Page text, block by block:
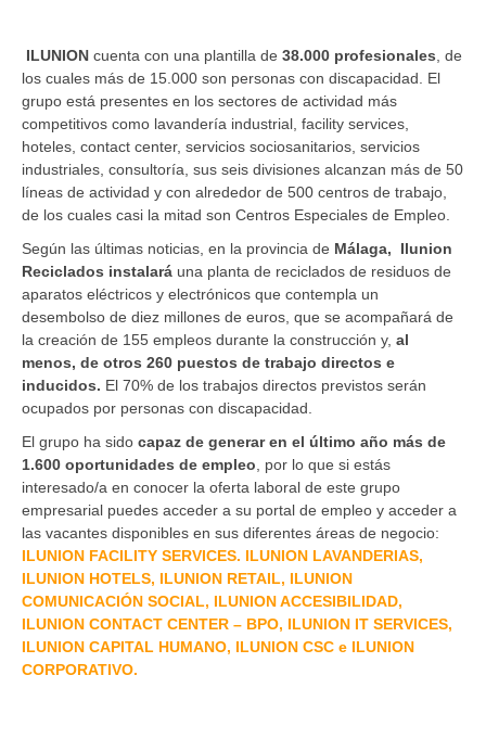
ILUNION cuenta con una plantilla de 38.000 profesionales , de
los cuales más de 15.000 son personas con discapacidad. El
grupo está presentes en los sectores de actividad más
competitivos como lavandería industrial, facility services,
hoteles, contact center, servicios sociosanitarios, servicios
industriales, consultoría, sus seis divisiones alcanzan más de 50
líneas de actividad y con alrededor de 500 centros de trabajo,
de los cuales casi la mitad son Centros Especiales de Empleo.
Según las últimas noticias, en la provincia de Málaga,
Ilunion
Reciclados instalará una planta de reciclados de residuos de
aparatos eléctricos y electrónicos que contempla un
desembolso de diez millones de euros, que se acompañará de
la creación de 155 empleos durante la construcción y, al
menos, de otros 260 puestos de trabajo directos e
inducidos. El 70% de los trabajos directos previstos serán
ocupados por personas con discapacidad.
El grupo ha sido capaz de generar en el último año más de
1.600 oportunidades de empleo , por lo que si estás
interesado/a en conocer la oferta laboral de este grupo
empresarial puedes acceder a su portal de empleo y acceder a
las vacantes disponibles en sus diferentes áreas de negocio:
ILUNION FACILITY SERVICES. ILUNION LAVANDERIAS,
ILUNION HOTELS, ILUNION RETAIL, ILUNION
COMUNICACIÓN SOCIAL, ILUNION ACCESIBILIDAD,
ILUNION CONTACT CENTER – BPO, ILUNION IT SERVICES,
ILUNION CAPITAL HUMANO, ILUNION CSC e ILUNION
CORPORATIVO.